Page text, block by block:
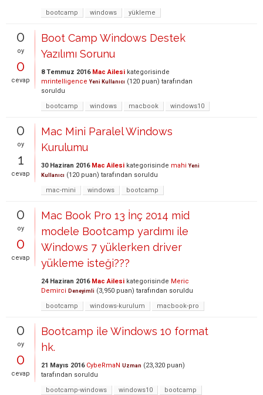
bootcamp
windows yükleme
0
oy
0
cevap
Boot Camp Windows Destek
Yazılımı Sorunu
8 Temmuz 2016 Mac Ailesi kategorisinde
mrintelligence Yeni Kullanıcı (120 puan) tarafından
soruldu
bootcamp
windows macbook windows10
0
oy
1
cevap
Mac Mini Paralel Windows
Kurulumu
30 Haziran 2016 Mac Ailesi kategorisinde mahi Yeni
Kullanıcı (120 puan) tarafından soruldu
mac-mini
windows bootcamp
0
oy
0
cevap
Mac Book Pro 13 İnç 2014 mid
modele Bootcamp yardımı ile
Windows 7 yüklerken driver
yükleme isteği???
24 Haziran 2016 Mac Ailesi kategorisinde Meric
Demirci Deneyimli (3,950 puan) tarafından soruldu
bootcamp
windows-kurulum macbook-pro
0
oy
0
cevap
Bootcamp ile Windows 10 format
hk.
21 Mayıs 2016 CybeRmaN Uzman (23,320 puan)
tarafından soruldu
bootcamp-windows
windows10
bootcamp